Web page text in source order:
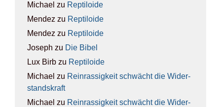
Michael zu Rep­ti­lo­ide
Mendez zu Rep­ti­lo­ide
Mendez zu Rep­ti­lo­ide
Joseph zu Die Bibel
Lux Birb zu Rep­ti­lo­ide
Michael zu Rein­ras­sig­keit schwächt die Wider­
stands­kraft
Michael zu Rein­ras­sig­keit schwächt die Wider­